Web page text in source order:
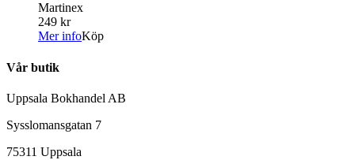
Martinex
249 kr
Mer infoKöp
Vår butik
Uppsala Bokhandel AB
Sysslomansgatan 7
75311 Uppsala